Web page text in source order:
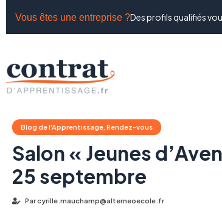
Vous êtes une entreprise ?Des profils qualifiés
Blog de l'Apprentissage, Rendez-vous
Salon « Jeunes
25 septembre
Parcyrille.mauchamp@alterneoecole.fr